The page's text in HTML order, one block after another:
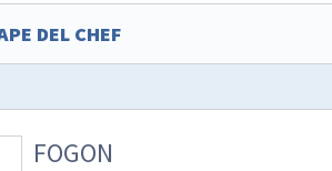
DEL CHEF
FOGON